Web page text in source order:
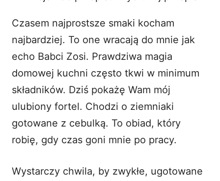
V
i
d
e
o
Czasem najprostsze smaki kocham
najbardziej. To one wracają do mnie jak
echo Babci Zosi. Prawdziwa magia
domowej kuchni często tkwi w minimum
składników. Dziś pokażę Wam mój
ulubiony fortel. Chodzi o ziemniaki
gotowane z cebulką. To obiad, który
robię, gdy czas goni mnie po pracy.
Wystarczy chwila, by zwykłe, ugotowane